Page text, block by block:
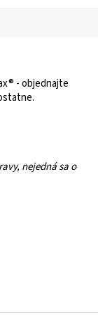
- objednajte
nejedná sa o